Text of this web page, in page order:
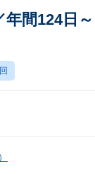
間124日～